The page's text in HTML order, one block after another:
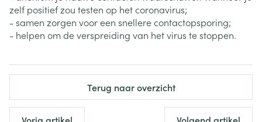
zelf positief zou testen op het coronavirus;
- samen zorgen voor een snellere contactopsporing;
- helpen om de verspreiding van het virus te stoppen.
Terug naar overzicht